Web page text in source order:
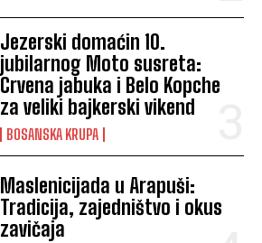
Jezerski domaćin 10.
jubilarnog Moto susreta:
Crvena jabuka i Belo Kopche
za veliki bajkerski vikend
BOSANSKA KRUPA
Maslenicijada u Arapuši:
Tradicija, zajedništvo i okus
zavičaja